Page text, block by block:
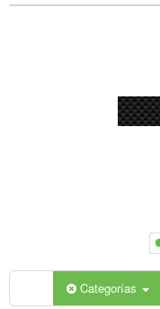
Categorías